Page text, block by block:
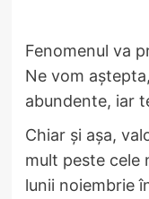
Fenomenul va
Ne vom
abundente, iar
Chiar și așa,
mult peste cele
lunii noiembrie